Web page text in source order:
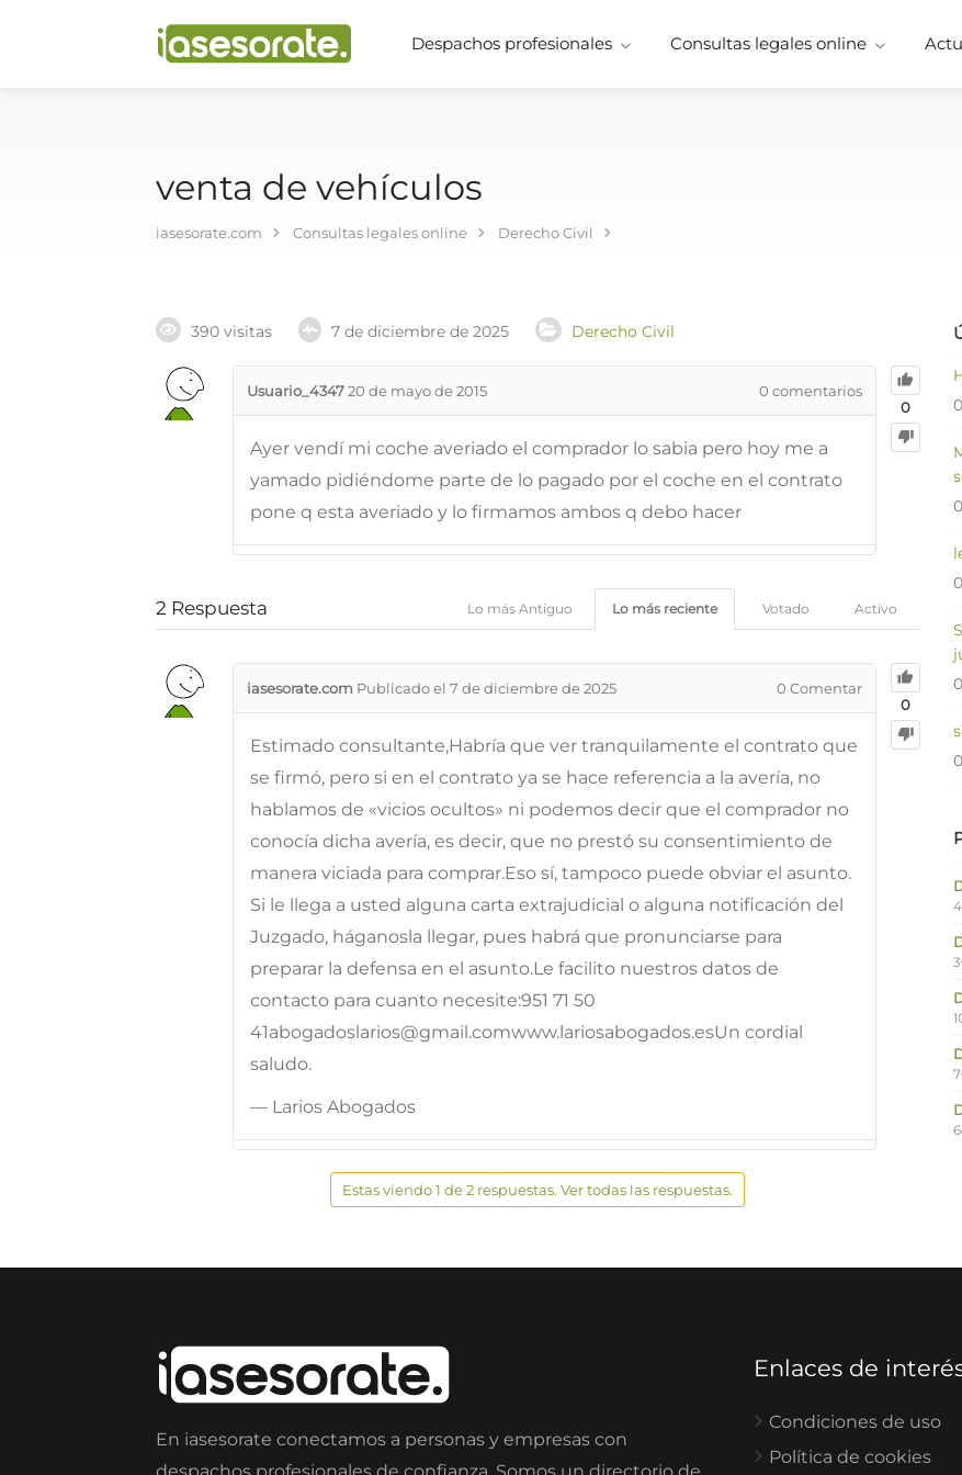
Despachos profesionales Consultas legales online
venta de vehículos
iasesorate.com Consultas legales online Derecho Civil
390 visitas 7 de diciembre de 2025 Derecho Civil
0
Usuario_434720 de mayo de 2015 0 comentarios
Ayer vendí mi coche averiado el comprador lo sabia pero hoy me a
yamado pidiéndome parte de lo pagado por el coche en el contrato
pone q esta averiado y lo firmamos ambos q debo hacer
2 Respuesta Activo
Votado
Lo más reciente
Lo más Antiguo
0
iasesorate.com Publicado el 7 de diciembre de 2025 0 Comentar
Estimado consultante,Habría que ver tranquilamente el contrato que
se firmó, pero si en el contrato ya se hace referencia a la avería, no
hablamos de «vicios ocultos» ni podemos decir que el comprador no
conocía dicha avería, es decir, que no prestó su consentimiento de
manera viciada para comprar.Eso sí, tampoco puede obviar el asunto.
Si le llega a usted alguna carta extrajudicial o alguna notificación del
Juzgado, háganosla llegar, pues habrá que pronunciarse para
preparar la defensa en el asunto.Le facilito nuestros datos de
contacto para cuanto necesite:951 71 50
41abogadoslarios@gmail.comwww.lariosabogados.esUn cordial
saludo.
— Larios Abogados
Estas viendo 1 de 2 respuestas. Ver todas las respuestas.
En iasesorate conectamos a personas y empresas con
Enlaces de
Condiciones de uso
Política de cookies